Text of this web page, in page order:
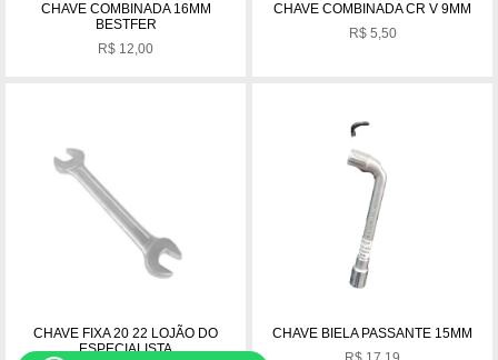
CHAVE COMBINADA 16MM
BESTFER
R$ 12,00
CHAVE COMBINADA CR V 9MM
R$5,50
CHAVE FIXA 20 22 LOJÃO DO
ESPECIALISTA
CHAVE BIELA PASSANTE 15MM